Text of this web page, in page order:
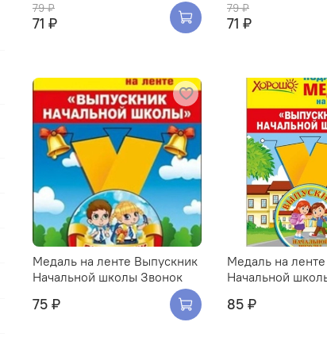
79 ₽
71 ₽
79 ₽
71 ₽
Медаль на ленте Выпускник
Начальной школы Звонок
75 ₽
Медаль на
Начальной
85 ₽